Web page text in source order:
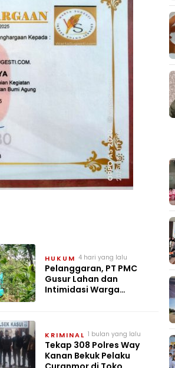
HUKUM 4 hari yang lalu
Pelanggaran, PT PMC
Gusur Lahan dan
Intimidasi Warga
KRIMINAL 1 bulan yang lalu
Tekap 308 Polres Way
Kanan Bekuk Pelaku